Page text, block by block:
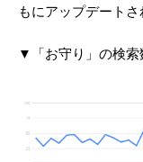
もにアップデートさ
▼「お守り」の検索